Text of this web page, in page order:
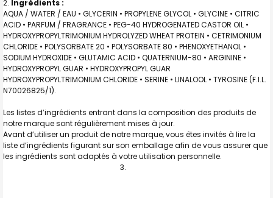
Ingrédients :
AQUA / WATER / EAU • GLYCERIN • PROPYLENE GLYCOL • GLYCINE • CITRIC
ACID • PARFUM / FRAGRANCE • PEG-40 HYDROGENATED CASTOR OIL •
HYDROXYPROPYLTRIMONIUM HYDROLYZED WHEAT PROTEIN • CETRIMONIUM
CHLORIDE • POLYSORBATE 20 • POLYSORBATE 80 • PHENOXYETHANOL •
SODIUM HYDROXIDE • GLUTAMIC ACID • QUATERNIUM-80 • ARGININE •
HYDROXYPROPYL GUAR • HYDROXYPROPYL GUAR
HYDROXYPROPYLTRIMONIUM CHLORIDE • SERINE • LINALOOL • TYROSINE (F.I.L.
N70026825/1).
Les listes d’ingrédients entrant dans la composition des produits de
notre marque sont régulièrement mises à jour.
Avant d’utiliser un produit de notre marque, vous êtes invités à lire la
liste d’ingrédients figurant sur son emballage afin de vous assurer que
les ingrédients sont adaptés à votre utilisation personnelle.